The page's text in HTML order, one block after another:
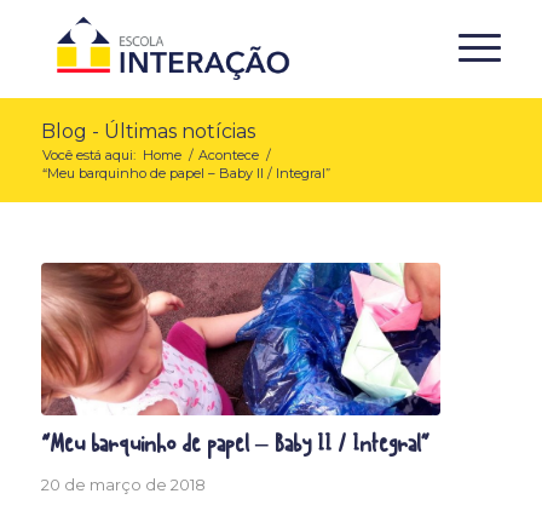
Blog - Últimas notícias
Você está aqui: Home / Acontece /
“Meu barquinho de papel – Baby II / Integral”
“Meu barquinho de papel – Baby II / Integral”
20 de março de 2018